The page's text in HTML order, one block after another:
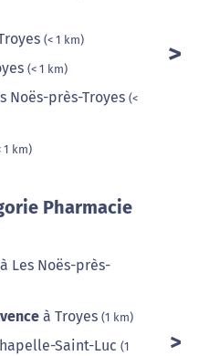
(< 1 km)
(< 1 km)
Noës-près-Troyes (<
1 km)
Pharmacie
à Les Noës-près-
à Troyes (1 km)
Saint-Luc (1